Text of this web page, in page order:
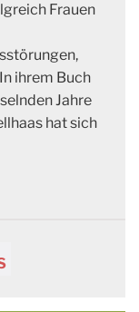
Frauen
ihrem Buch
Jahre
hat sich